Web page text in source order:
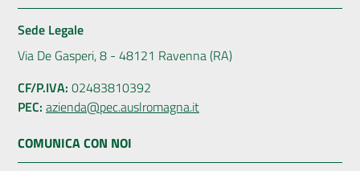
Sede Legale
Via De Gasperi, 8 - 48121 Ravenna (RA)
CF/P.IVA: 02483810392
PEC: azienda@pec.auslromagna.it
COMUNICA CON NOI